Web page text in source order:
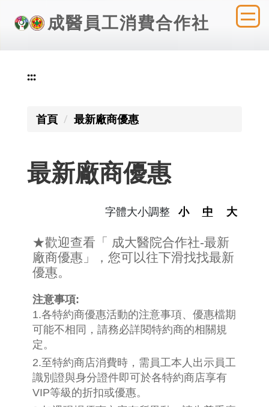
到
成醫員工消費合作社
:::
首頁 最新廠商優惠
最新廠商優惠
字體大小調整 小 中 大
★歡迎查看「 成大醫院合作社-最新
廠商優惠」，您可以往下滑找找最新
優惠。
注意事項:
1.各特約商優惠活動的注意事項、優惠檔期
可能不相同，請務必詳閱特約商的相關規
定。
2.至特約商店消費時，需員工本人出示員工
識別證與身分證件即可於各特約商店享有
VIP等級的折扣或優惠。